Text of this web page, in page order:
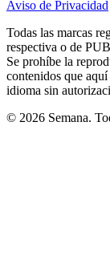
newnewnew
Aviso de Privacidad
Todas las marcas
respectiva o de
Se prohíbe la
contenidos que
idioma sin
© 2026 Semana.